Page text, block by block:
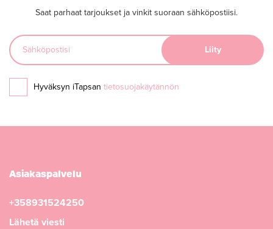
Saat parhaat tarjoukset ja vinkit suoraan sähköpostiisi.
Hyväksyn iTapsan tietosuojakäytännön
Asiakaspalvelu
+358931524250
Lähetä viesti